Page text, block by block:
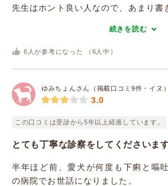
先生はホント良い人なので、あまり書
続きを読む
6 人が参考になった （ 6 人中）
ゆみちょんさん（掲載口コミ9件・イヌ）
3.0
この口コミは受診から5年以上経過しています。
とても丁寧な診察をしてくださいます
半年ほど前、愛犬が何度も下痢と嘔
の病院でお世話になりました。